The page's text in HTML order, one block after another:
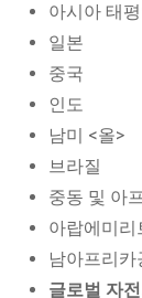
아시아 태
일본
중국
인도
남미 <올>
브라질
중동 및 아
아랍에미리
남아프리카
글로벌 자